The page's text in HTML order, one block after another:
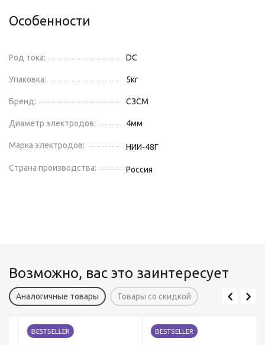
Особенности
Род тока: DC
Упаковка: 5кг
Бренд: СЗСМ
Диаметр электродов: 4мм
Марка электродов: НИИ-48Г
Страна производства: Россия
Возможно, вас это заинтересует
Аналогичные товары Товары со скидкой
BESTSELLER BESTSELLER